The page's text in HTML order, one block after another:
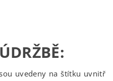
uvedeny na štítku uvnitř